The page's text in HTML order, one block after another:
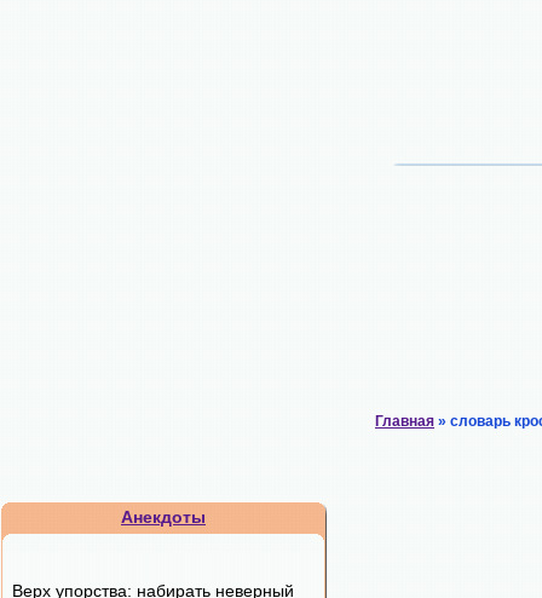
Анекдоты
Верх упорства: набирать неверный
Главная » словарь